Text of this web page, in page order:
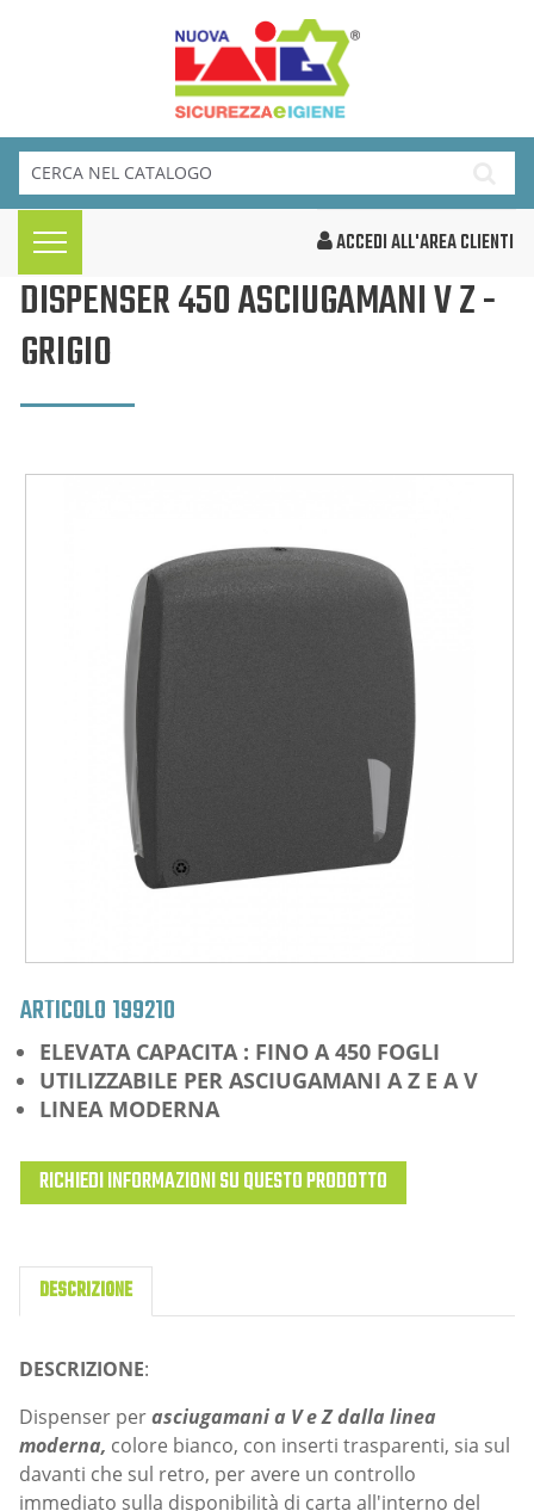
ACCEDI ALL'AREA CLIENTI
DISPENSER 450 ASCIUGAMANI V Z -
GRIGIO
ARTICOLO 199210
ELEVATA CAPACITA : FINO A 450 FOGLI
UTILIZZABILE PER ASCIUGAMANI A Z E A V
LINEA MODERNA
RICHIEDI INFORMAZIONI SU QUESTO PRODOTTO
DESCRIZIONE
DESCRIZIONE:
Dispenser perasciugamani a V e Z dalla linea
moderna, colore bianco, con inserti trasparenti, sia sul
davanti che sul retro, per avere un controllo
immediato sulla disponibilità di carta all'interno del